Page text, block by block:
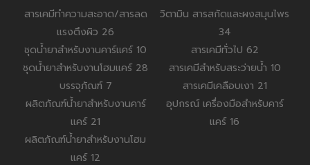
สารเคมีทำความสะอาด/สารลด
แรงตึงผิว 26
ชุดน้ำยาสำหรับงานคาร์แคร์ 10
ชุดน้ำยาสำหรับงานโฮมแคร์ 28
บรรจุภัณฑ์ 7
ผลิตภัณฑ์น้ำยาสำหรับงานคาร์
แคร์ 21
ผลิตภัณฑ์น้ำยาสำหรับงานโฮม
แคร์ 12
วิตามิน สารสกัดและผงสมุนไพร
34
สารเคมีทั่วไป 62
สารเคมีสำหรับสระว่ายน้ำ 10
สารเคมีเคลือบเงา 21
อุปกรณ์ เครื่องมือสำหรับคาร์
แคร์ 16